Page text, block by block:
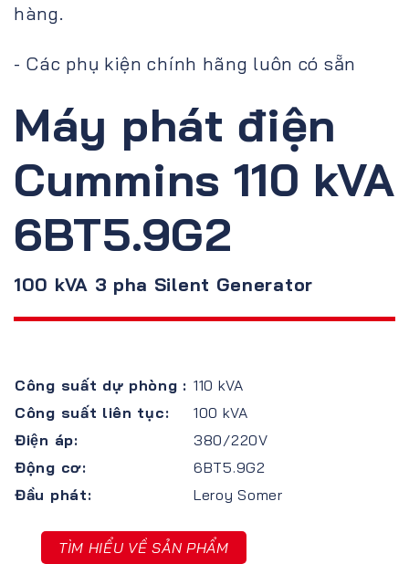
hàng.
- Các phụ kiện chính hãng luôn có sẵn
Máy phát điện
Cummins 110 kVA
6BT5.9G2
100 kVA 3 pha Silent Generator
Công suất dự phòng : 110 kVA
Công suất liên tục:
100 kVA
Điện áp:
380/220V
Động cơ:
6BT5.9G2
Đầu phát:
Leroy Somer
TÌM HIỂU VỀ SẢN PHẨM